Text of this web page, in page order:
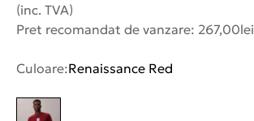
(inc. TVA)
Pret recomandat de vanzare: 267,00lei
Culoare:Renaissance Red